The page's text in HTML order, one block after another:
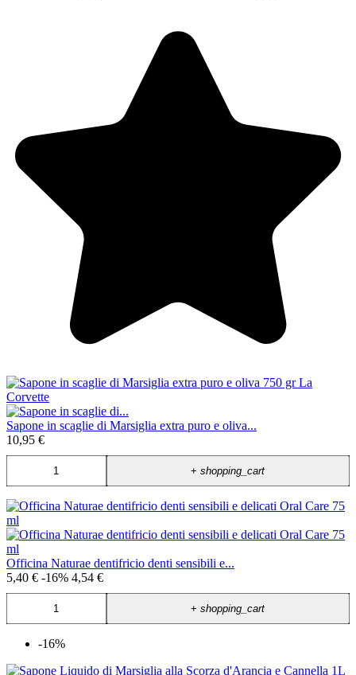
Sapone in scaglie di Marsiglia extra puro e oliva...
10,95 €
+shopping_cart
Officina Naturae dentifricio denti sensibili e...
5,40 € -16% 4,54 €
+shopping_cart
-16%